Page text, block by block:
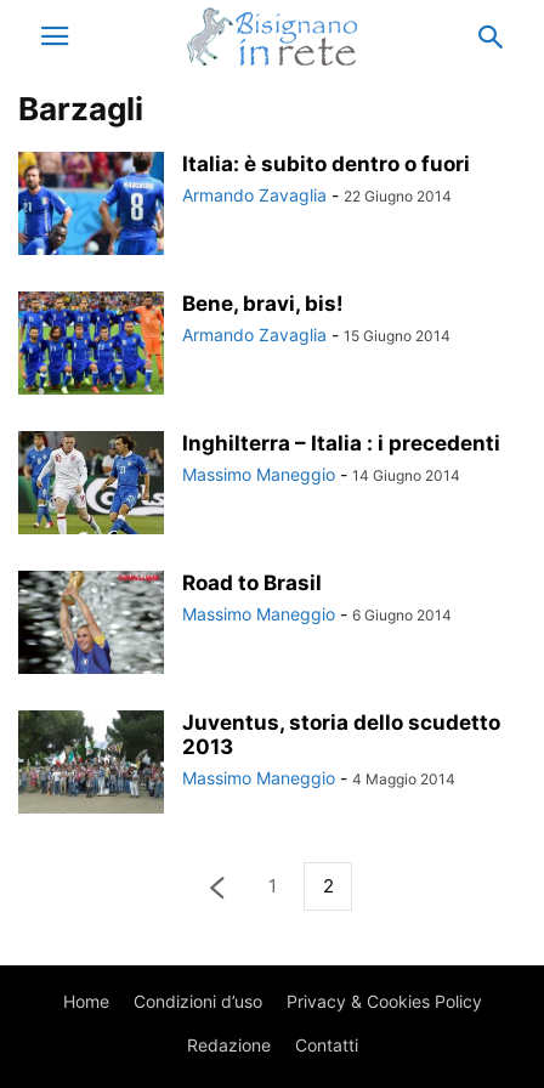
Barzagli
Italia: è subito dentro o fuori
Armando Zavaglia - 22 Giugno 2014
Bene, bravi, bis!
Armando Zavaglia - 15 Giugno 2014
Inghilterra – Italia : i precedenti
Massimo Maneggio - 14 Giugno 2014
Road to Brasil
Massimo Maneggio - 6 Giugno 2014
Juventus, storia dello scudetto
2013
Massimo Maneggio - 4 Maggio 2014
1 2
Home Condizioni d’uso Privacy & Cookies Policy
Redazione Contatti